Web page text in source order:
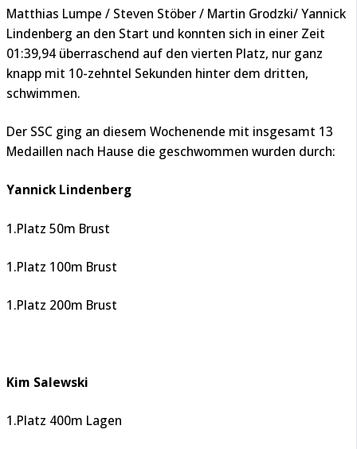
Matthias Lumpe / Steven Stöber / Martin Grodzki/ Yannick
Lindenberg an den Start und konnten sich in einer Zeit
01:39,94 überraschend auf den vierten Platz, nur ganz
knapp mit 10-zehntel Sekunden hinter dem dritten,
schwimmen.
Der SSC ging an diesem Wochenende mit insgesamt 13
Medaillen nach Hause die geschwommen wurden durch:
Yannick Lindenberg
1.Platz 50m Brust
1.Platz 100m Brust
1.Platz 200m Brust
Kim Salewski
1.Platz 400m Lagen